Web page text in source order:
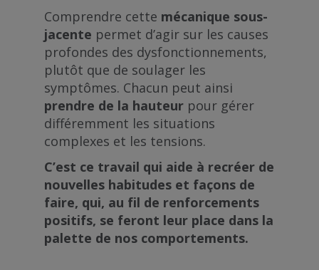
Comprendre cette mécanique sous-
jacente permet d’agir sur les causes
profondes des dysfonctionnements,
plutôt que de soulager les
symptômes. Chacun peut ainsi
prendre de la hauteur pour gérer
différemment les situations
complexes et les tensions.
C’est ce travail qui aide à recréer de
nouvelles habitudes et façons de
faire, qui, au fil de renforcements
positifs, se feront leur place dans la
palette de nos comportements.